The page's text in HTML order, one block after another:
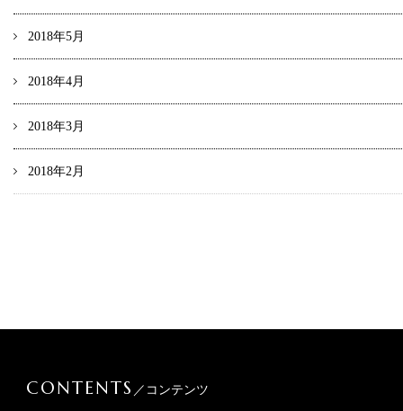
2018年5月
2018年4月
2018年3月
2018年2月
CONTENTS ／コンテンツ